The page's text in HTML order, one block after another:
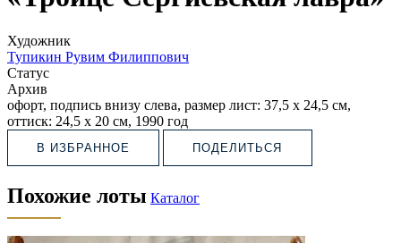
Художник
Тупикин Рувим Филиппович
Статус
Архив
офорт, подпись внизу слева, размер лист: 37,5 х 24,5 см,
оттиск: 24,5 х 20 см, 1990 год
В ИЗБРАННОЕ ПОДЕЛИТЬСЯ
Похожие лоты Каталог